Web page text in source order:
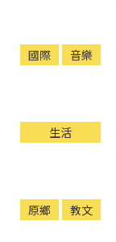
國際 音樂
生活
原鄉 教文